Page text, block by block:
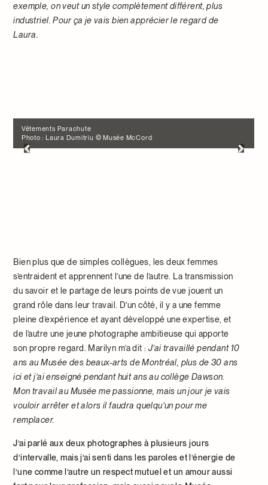
exemple, on veut un style complètement différent, plus
industriel. Pour ça je vais bien apprécier le regard de
Laura.
Vêtements Parachute
Photo : Laura Dumitriu © Musée McCord
Bien plus que de simples collègues, les deux femmes
s’entraident et apprennent l’une de l’autre. La transmission
du savoir et le partage de leurs points de vue jouent un
grand rôle dans leur travail. D’un côté, il y a une femme
pleine d’expérience et ayant développé une expertise, et
de l’autre une jeune photographe ambitieuse qui apporte
son propre regard. Marilyn m’a dit : J’ai travaillé pendant 10
ans au Musée des beaux-arts de Montréal, plus de 30 ans
ici et j’ai enseigné pendant huit ans au collège Dawson.
Mon travail au Musée me passionne, mais un jour je vais
vouloir arrêter et alors il faudra quelqu’un pour me
remplacer.
J’ai parlé aux deux photographes à plusieurs jours
d’intervalle, mais j’ai senti dans les paroles et l’énergie de
l’une comme l’autre un respect mutuel et un amour aussi